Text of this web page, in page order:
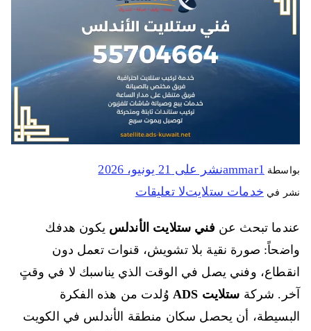
بواسطة ammar1نشر على 21 يونيو، 2026
نشر في خدمات ستلايتلا تعليقات
عندما تبحث عن فني ستلايت الأندلس يكون هدفك
واضحاً: صورة نقية بلا تشويش، قنوات تعمل دون
انقطاع، وفني يصل في الوقت الذي يناسبك لا في وقتٍ
آخر. شركة ستلايت ADS
وُلدت من هذه الفكرة
البسيطة، أن يحصل سكان منطقة الأندلس في الكويت